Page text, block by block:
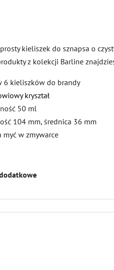
prosty kieliszek do sznapsa o
z kolekcji Barline
6 kieliszków do brandy
kryształ
50 ml
104 mm, średnica 36 mm
myć w zmywarce